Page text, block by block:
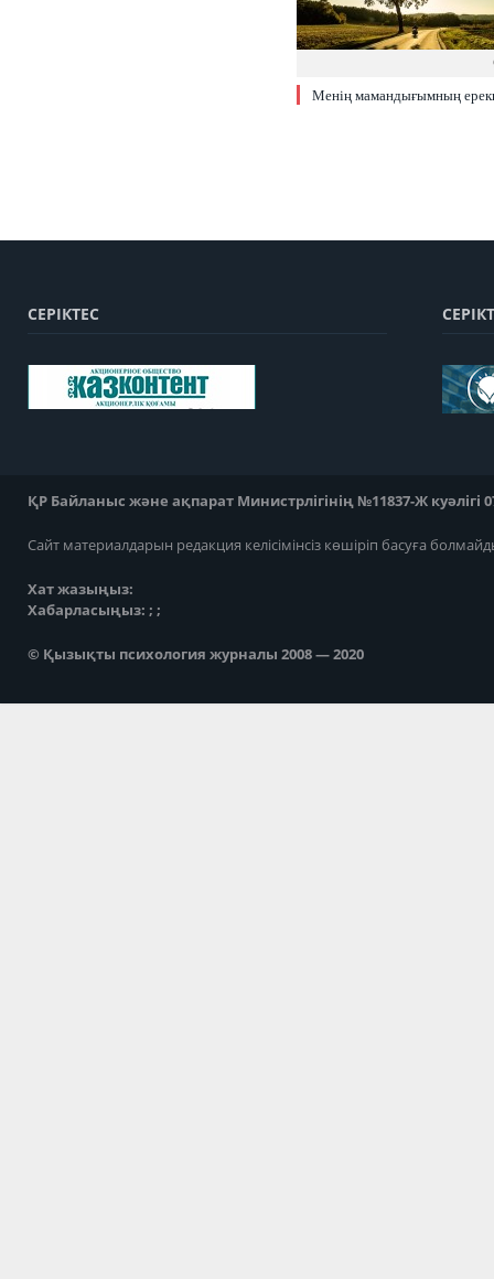
Менің мамандығымның
СЕРІКТЕС
ҚР Байланыс және ақпарат Министрлігінің №11837-Ж куәлігі
Сайт материалдарын редакция келісімінсіз көшіріп басуға
Хат жазыңыз:
Хабарласыңыз: ; ;
© Қызықты психология журналы 2008 — 2020